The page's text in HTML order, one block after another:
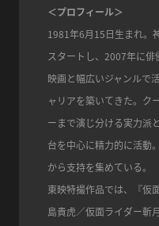
＜プロフィール＞
1981年6月15日生まれ。
スタートし、2007年に俳
映画と幅広いジャンルで
ャリアを築いてきた。ク
ーまで演じ分ける実力派
台を中心に精力的に活動
から支持を集めている。
東映特撮作品では、『仮
島貴虎／仮面ライダー斬